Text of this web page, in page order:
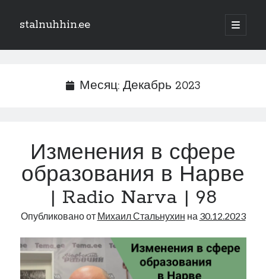
stalnuhhin.ee
отрыть
Боковая
В мире
Интеграция
Интервью
Нарва и северо-восток
Образование
Парламент и правительство
Фотографии
Месяц: Декабрь 2023
Изменения в сфере
образования в Нарве
| Radio Narva | 98
Опубликовано от Михаил Стальнухин на 30.12.2023